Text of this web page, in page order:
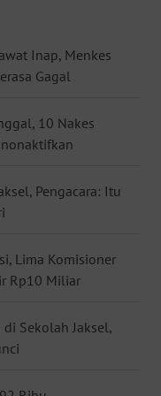
Inap, Menkes
Gagal
10 Nakes
Pengacara: Itu
Lima Komisioner
Rp10 Miliar
Sekolah Jaksel,